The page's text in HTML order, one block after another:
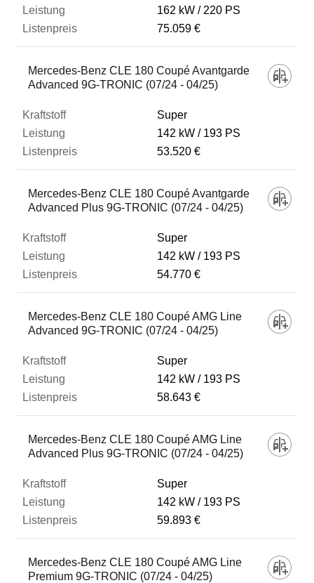
162 kW
220 PS
75.059 €
Mercedes-Benz CLE 180 Coupé Avantgarde
Advanced 9G-TRONIC (07/24 - 04/25)
Super
142 kW
193 PS
53.520 €
Mercedes-Benz CLE 180 Coupé Avantgarde
Advanced Plus 9G-TRONIC (07/24 - 04/25)
Super
142 kW
193 PS
54.770 €
Mercedes-Benz CLE 180 Coupé AMG Line
Advanced 9G-TRONIC (07/24 - 04/25)
Super
142 kW
193 PS
58.643 €
Mercedes-Benz CLE 180 Coupé AMG Line
Advanced Plus 9G-TRONIC (07/24 - 04/25)
Super
142 kW
193 PS
59.893 €
Mercedes-Benz CLE 180 Coupé AMG Line
Premium 9G-TRONIC (07/24 - 04/25)